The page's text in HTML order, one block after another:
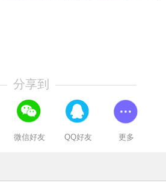
分享到
微信好友 QQ好友 更多